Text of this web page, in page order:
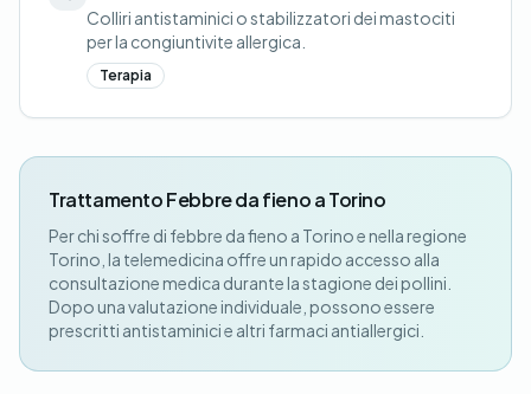
Colliri antistaminici o stabilizzatori dei mastociti
per la congiuntivite allergica.
Terapia
Trattamento Febbre da fieno a Torino
Per chi soffre di febbre da fieno a Torino e nella regione
Torino, la telemedicina offre un rapido accesso alla
consultazione medica durante la stagione dei pollini.
Dopo una valutazione individuale, possono essere
prescritti antistaminici e altri farmaci antiallergici.